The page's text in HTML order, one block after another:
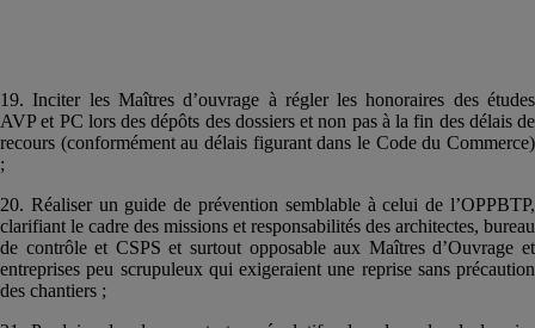
19. Inciter les Maîtres d’ouvrage à régler les honoraires des études
AVP et PC lors des dépôts des dossiers et non pas à la fin des délais de
recours (conformément au délais figurant dans le Code du Commerce)
;
20. Réaliser un guide de prévention semblable à celui de l’OPPBTP,
clarifiant le cadre des missions et responsabilités des architectes, bureau
de contrôle et CSPS et surtout opposable aux Maîtres d’Ouvrage et
entreprises peu scrupuleux qui exigeraient une reprise sans précaution
des chantiers ;